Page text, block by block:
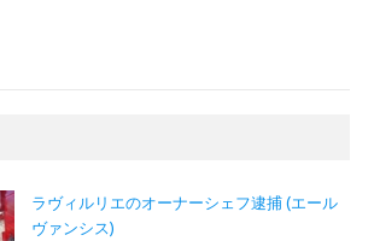
ラヴィルリエのオーナーシェフ逮捕 (エール
ヴァンシス)